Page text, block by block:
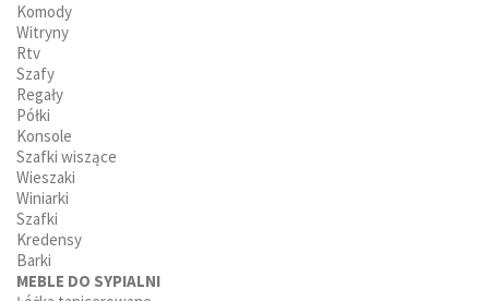
Komody
Witryny
Rtv
Szafy
Regały
Półki
Konsole
Szafki wiszące
Wieszaki
Winiarki
Szafki
Kredensy
Barki
MEBLE DO SYPIALNI